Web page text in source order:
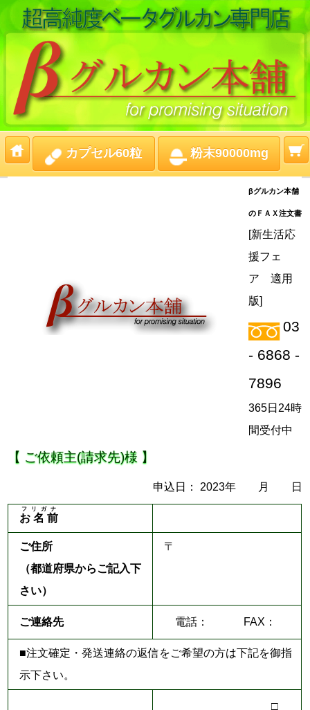
カプセル60粒 粉末90000mg
βグルカン本舗
のＦＡＸ注文書
[新生活応
援フェ
ア 適用
版]
03
- 6868 -
7896
365日24時
間受付中
【 ご依頼主(請求先)様 】
申込日： 2023年 月 日
お 名 前
フリガナ
ご住所
（都道府県からご記入下
さい）
〒
ご連絡先 電話： FAX：
■注文確定・発送連絡の返信をご希望の方は下記を御指
示下さい。
□